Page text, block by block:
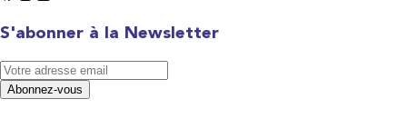
S'abonner à la Newsletter
Abonnez-vous